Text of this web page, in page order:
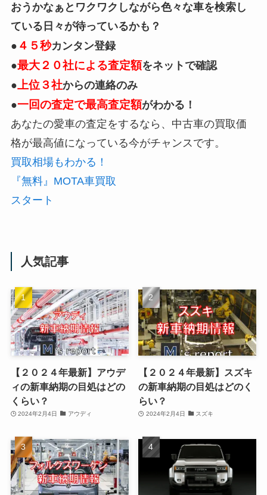
おうかなぁとワクワクしながら色々な車を検索し
ている日々が待っているかも？
● ４５秒カンタン登録
●最大２０社による査定額をネットで確認
●上位３社からの連絡のみ
●一回の査定で最高査定額がわかる！
あなたの愛車の査定をするなら、 中古車の買取価
格が最高値になっている今がチャンス です。
買取相場もわかる！
『無料』MOTA車買取
スタート
人気記事
【２０２４年最新】アウデ
ィの新車納期の目処はどの
くらい？
2024年2月4日 アウディ
【２０２４年最新】スズキ
の新車納期の目処はどのく
らい？
2024年2月4日 スズキ